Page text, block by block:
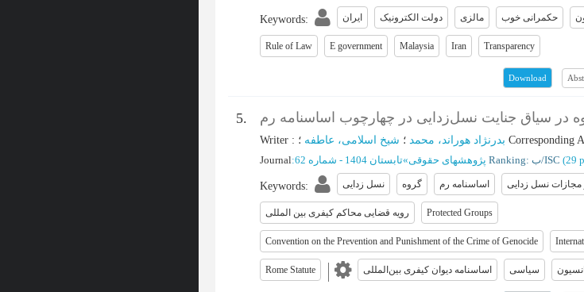
Keywords: ایران دولت الکترونیک مالزی حکمرانی خوب
Rule of Law E government Malaysia Iran Transparency
Download
5. در سیاق جنایت نسل‌زدایی در چهارچوب اساسنامه رم
Writer : بدرنژاد هوراند، محمد ؛ شیخ اسلامی، عاطفه Corresponding
Journal: پژوهشهای حقوقی»تابستان 1404 - شماره 62 Ranking: ب/ISC (‎29
Keywords: نسل زدایی گروه اساسنامه رم مجازات نسل زدایی
رویه قضایی محاکم کیفری بین المللی Protected Groups
Convention on the Prevention and Punishment of the Crime of Genocide
Rome Statute اساسنامه دیوان کیفری بین‌المللی سیاسی